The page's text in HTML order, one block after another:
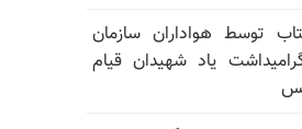
توسط هواداران سازمان
یاد شهیدان قیام